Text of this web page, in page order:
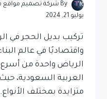
By شركة تصميم مواقع
يوليو 21, 2024
تركيب بديل الحجر في
واقتصاديًا في عالم
الرياض واحدة من
العربية السعودية،
متزايدة بمختلف